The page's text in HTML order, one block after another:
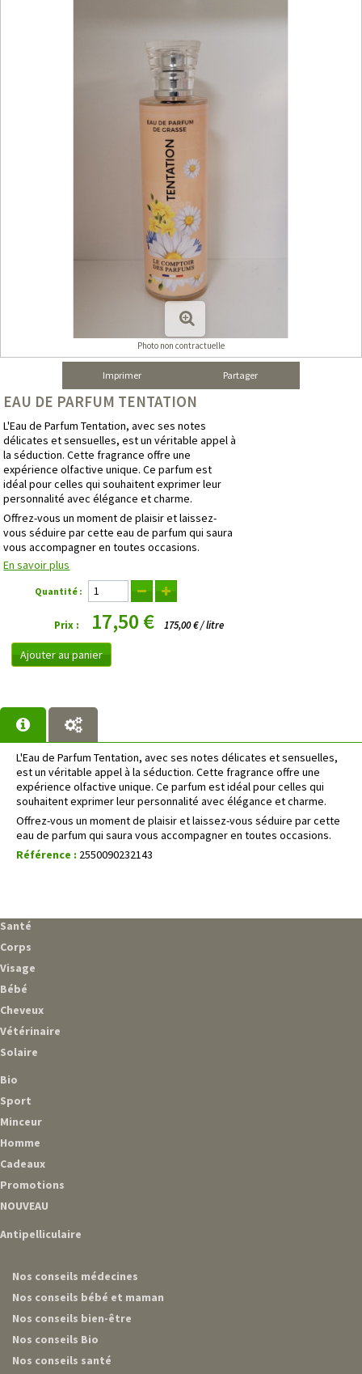
Photo non contractuelle
Imprimer Partager
EAU DE PARFUM TENTATION
L'Eau de Parfum Tentation, avec ses notes
délicates et sensuelles, est un véritable appel à
la séduction. Cette fragrance offre une
expérience olfactive unique. Ce parfum est
idéal pour celles qui souhaitent exprimer leur
personnalité avec élégance et charme.
Offrez-vous un moment de plaisir et laissez-
vous séduire par cette eau de parfum qui saura
vous accompagner en toutes occasions.
En savoir plus
Quantité :
Prix : 17,50 € 175,00 € / litre
Ajouter au panier
L'Eau de Parfum Tentation, avec ses notes délicates et sensuelles,
est un véritable appel à la séduction. Cette fragrance offre une
expérience olfactive unique. Ce parfum est idéal pour celles qui
souhaitent exprimer leur personnalité avec élégance et charme.
Offrez-vous un moment de plaisir et laissez-vous séduire par cette
eau de parfum qui saura vous accompagner en toutes occasions.
Référence : 2550090232143
Santé
Corps
Visage
Bébé
Cheveux
Vétérinaire
Solaire
Bio
Sport
Minceur
Homme
Cadeaux
Promotions
NOUVEAU
Antipelliculaire
Nos conseils médecines
Nos conseils bébé et maman
Nos conseils bien-être
Nos conseils Bio
Nos conseils santé